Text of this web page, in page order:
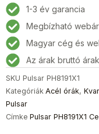
3
ATM
mennyiség
1-3 év garancia
Megbízható
Magyar cég és
Az árak bruttó
SKU Pulsar PH8191X1
Kategóriák Acél órák,
Pulsar
Címke Pulsar PH8191X1